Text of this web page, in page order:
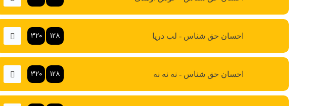
احسان حق شناس - لب دریا ۱۲۸ ۳۲۰
احسان حق شناس - نه نه نه ۱۲۸ ۳۲۰